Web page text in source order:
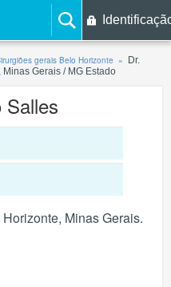
gerais Belo Horizonte
Dr.
Gerais / MG Estado
Salles
Minas Gerais.